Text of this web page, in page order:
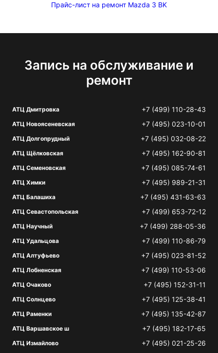
Прайс-лист на ремонт Mazda 3 BK
Запись на обслуживание и
ремонт
АТЦ Дмитровка +7 (499) 110-28-43
АТЦ Новоясеневская +7 (495) 023-10-01
АТЦ Долгопрудный +7 (495) 032-08-22
АТЦ Щёлковская +7 (495) 162-90-81
АТЦ Семеновская +7 (495) 085-74-61
АТЦ Химки +7 (495) 989-21-31
АТЦ Балашиха +7 (495) 431-63-63
АТЦ Севастопольская +7 (499) 653-72-12
АТЦ Научный +7 (499) 288-05-36
АТЦ Удальцова +7 (499) 110-86-79
АТЦ Алтуфьево +7 (495) 023-81-52
АТЦ Лобненская +7 (499) 110-53-06
АТЦ Очаково +7 (495) 152-31-11
АТЦ Солнцево +7 (495) 125-38-41
АТЦ Раменки +7 (495) 135-42-87
АТЦ Варшавское ш +7 (495) 182-17-65
АТЦ Измайлово +7 (495) 021-25-26